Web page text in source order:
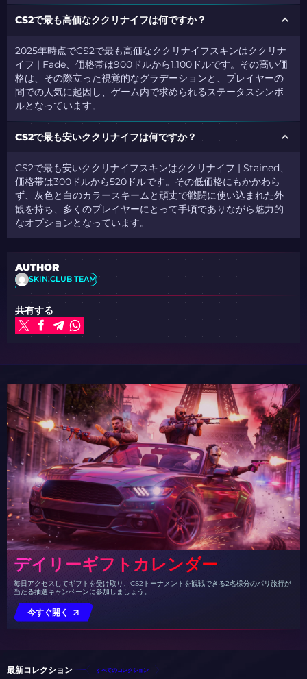
CS2で最も高価なククリナイフは何ですか？
2025年時点でCS2で最も高価なククリナイフスキンはククリナ
イフ | Fade、価格帯は900ドルから1,100ドルです。その高い価
格は、その際立った視覚的なグラデーションと、プレイヤーの
間での人気に起因し、ゲーム内で求められるステータスシンボ
ルとなっています。
CS2で最も安いククリナイフは何ですか？
CS2で最も安いククリナイフスキンはククリナイフ | Stained、
価格帯は300ドルから520ドルです。その低価格にもかかわら
ず、灰色と白のカラースキームと頑丈で戦闘に使い込まれた外
観を持ち、多くのプレイヤーにとって手頃でありながら魅力的
なオプションとなっています。
AUTHOR
SKIN.CLUB TEAM
共有する
デイリーギフトカレンダー
毎日アクセスしてギフトを受け取り、CS2トーナメントを観戦できる2名様分のパリ旅行が
当たる抽選キャンペーンに参加しましょう。
今すぐ開く
最新コレクション すべてのコレクション